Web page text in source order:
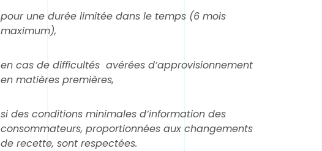
pour une durée limitée dans le temps (6 mois
maximum),
en cas de difficultés avérées d’approvisionnement
en matières premières,
si des conditions minimales d’information des
consommateurs, proportionnées aux changements
de recette, sont respectées.